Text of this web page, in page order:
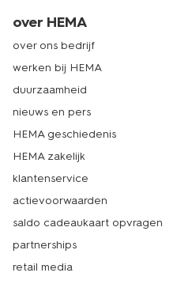
over HEMA
over ons bedrijf
werken bij HEMA
duurzaamheid
nieuws en pers
HEMA geschiedenis
HEMA zakelijk
klantenservice
actievoorwaarden
saldo cadeaukaart opvragen
partnerships
retail media